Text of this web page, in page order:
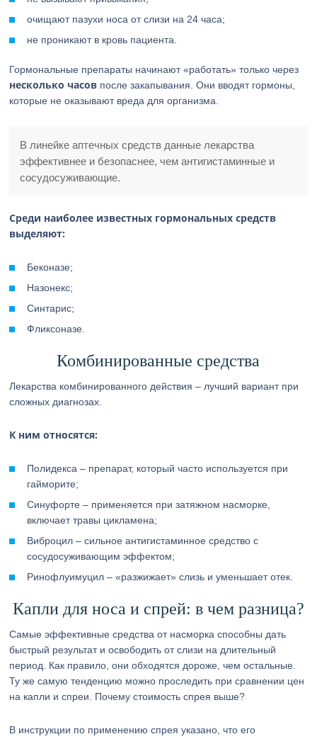
очищают пазухи носа от слизи на 24 часа;
не проникают в кровь пациента.
Гормональные препараты начинают «работать» только через
несколько часов после закапывания. Они вводят гормоны,
которые не оказывают вреда для организма.
В линейке аптечных средств данные лекарства
эффективнее и безопаснее, чем антигистаминные и
сосудосуживающие.
Среди наиболее известных гормональных средств
выделяют:
Беконазе;
Назонекс;
Синтарис;
Фликсоназе.
Комбинированные средства
Лекарства комбинированного действия – лучший вариант при
сложных диагнозах.
К ним относятся:
Полидекса – препарат, который часто используется при
гайморите;
Синуфорте – применяется при затяжном насморке,
включает травы цикламена;
Виброцил – сильное антигистаминное средство с
сосудосуживающим эффектом;
Ринофлуимуцил – «разжижает» слизь и уменьшает отек.
Капли для носа и спрей: в чем разница?
Самые эффективные средства от насморка способны дать
быстрый результат и освободить от слизи на длительный
период. Как правило, они обходятся дороже, чем остальные.
Ту же самую тенденцию можно проследить при сравнении цен
на капли и спреи. Почему стоимость спрея выше?
В инструкции по применению спрея указано, что его